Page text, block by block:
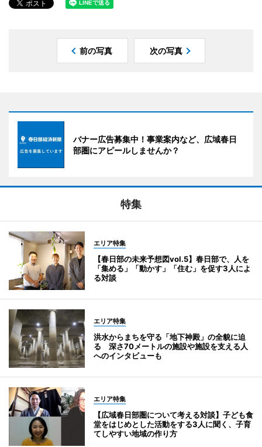
前の写真 次の写真
バナー広告募集中！事業案内など、広域春日
部圏にアピールしませんか？
特集
エリア特集
【春日部の未来予想図vol.5】春日部で、人を
「集める」「動かす」「住む」を促す3人によ
る対談
エリア特集
洪水からまちを守る「地下神殿」の全貌に迫
る 深さ70メートルの施設や施設を支える人
へのインタビューも
エリア特集
【広域春日部圏について考える対談】子ども食
堂をはじめとした活動をする3人に聞く、子育
てしやすい地域の作り方